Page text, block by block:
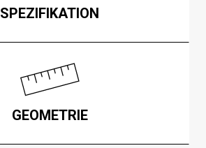
SPEZIFIKATION
GEOMETRIE